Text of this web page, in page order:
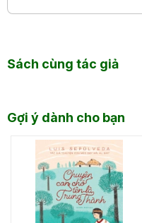
Sách cùng tác giả
Gợi ý dành cho bạn